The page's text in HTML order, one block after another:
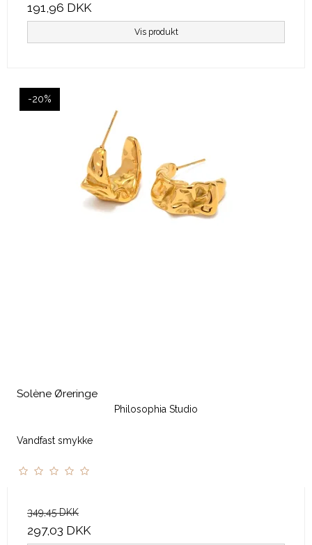
191,96 DKK
Vis produkt
-20%
Solène Øreringe
Philosophia Studio
Vandfast smykke
349,45 DKK
297,03 DKK